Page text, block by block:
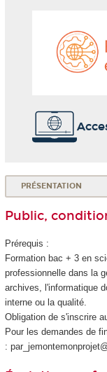
PRÉSENTATION
Public,
Prérequis :
Formation bac + 3 en
professionnelle dans la
archives, l'informatique
interne ou la qualité.
Obligation de s'inscrire
Pour les demandes de
: